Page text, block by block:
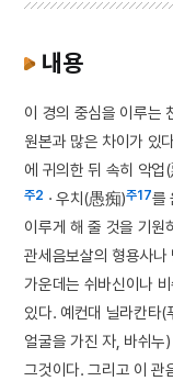
내용
이 경의 중심을 이루는
원본과 많은 차이가 있
에 귀의한 뒤 속히 악
주2 · 우치(愚痴)주17를
이루게 해 줄 것을 기원
관세음보살의 형용사
가운데는 쉬바신이나
있다. 예컨대 닐라칸타(
얼굴을 가진 자, 바쉬누
그것이다. 그리고 이 관